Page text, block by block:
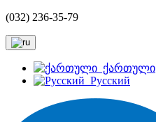
(032) 236-35-79
ქართული
Русский